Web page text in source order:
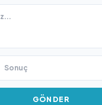
GÖNDER